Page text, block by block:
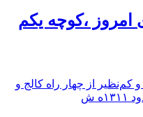
امروز ،کوچه یکم